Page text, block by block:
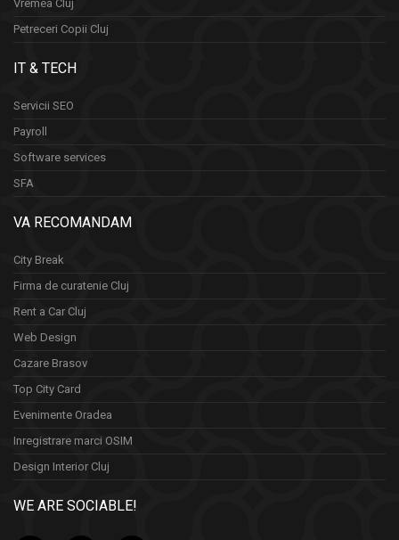
Vremea Cluj
Petreceri Copii Cluj
IT & TECH
Servicii SEO
Payroll
Software services
SFA
VA RECOMANDAM
City Break
Firma de curatenie Cluj
Rent a Car Cluj
Web Design
Cazare Brasov
Top City Card
Evenimente Oradea
Inregistrare marci OSIM
Design Interior Cluj
WE ARE SOCIABLE!